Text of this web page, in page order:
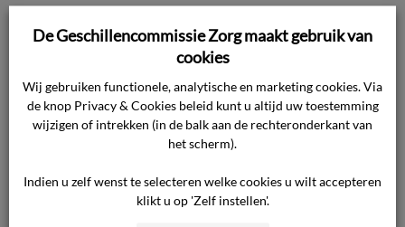
de ondernemer, zij hebben gezamenlijk het
formulier voor de commissie ingevuld.
De consument was overigens niet zwanger ten
tijde van de behandeling.
De consument verlangt een in redelijkheid en
De Geschillencommissie Zorg maakt gebruik van
cookies
Wij gebruiken functionele, analytische en marketing cookies. Via
de knop Privacy & Cookies beleid kunt u altijd uw toestemming
wijzigen of intrekken (in de balk aan de rechteronderkant van
het scherm).
Indien u zelf wenst te selecteren welke cookies u wilt accepteren
klikt u op 'Zelf instellen'.